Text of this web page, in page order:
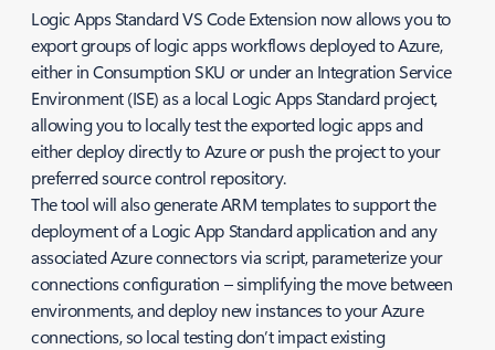
Logic Apps Standard VS Code Extension now allows you to
export groups of logic apps workflows deployed to Azure,
either in Consumption SKU or under an Integration Service
Environment (ISE) as a local Logic Apps Standard project,
allowing you to locally test the exported logic apps and
either deploy directly to Azure or push the project to your
preferred source control repository.
The tool will also generate ARM templates to support the
deployment of a Logic App Standard application and any
associated Azure connectors via script, parameterize your
connections configuration – simplifying the move between
environments, and deploy new instances to your Azure
connections, so local testing don’t impact existing